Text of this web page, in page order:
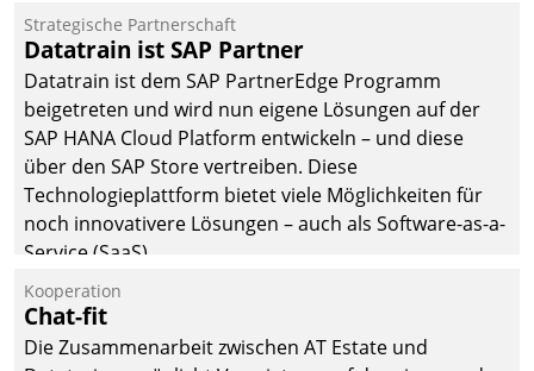
Einsparungen durch optimierte und automatisierte
Prozesse. Doch man darf nicht zu viel erwarten: Allein
mit der Einführung einer neuen Software ist es nicht
getan. Die Digitalisierung erfordert von Unternehmen
die Bereitschaft, sich zu überprüfen, zu hinterfragen
und zu verändern.
Strategische Partnerschaft
Datatrain ist SAP Partner
Datatrain ist dem SAP PartnerEdge Programm
beigetreten und wird nun eigene Lösungen auf der
SAP HANA Cloud Platform entwickeln – und diese
über den SAP Store vertreiben. Diese
Technologieplattform bietet viele Möglichkeiten für
noch innovativere Lösungen – auch als Software-as-a-
Service (SaaS).
Kooperation
Chat-fit
Die Zusammenarbeit zwischen AT Estate und